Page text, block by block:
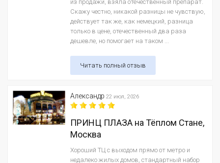
из продажи, взяла отечественный препарат.
Скажу честно, никакой разницы не чувствую,
действует так же, как немецкий, разница
только в цене, отечественный два раза
дешевле, но помогает на таком ...
Читать полный отзыв
Александр 22 июл, 2026
ПРИНЦ ПЛАЗА на Тёплом Стане,
Москва
Хороший ТЦ с выходом прямо от метро и
недалеко жилых домов, стандартный набор